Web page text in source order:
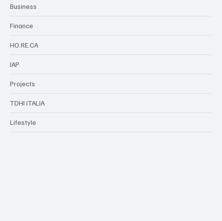
Business
Finance
HO.RE.CA
IAP
Projects
TDHI ITALIA
Lifestyle